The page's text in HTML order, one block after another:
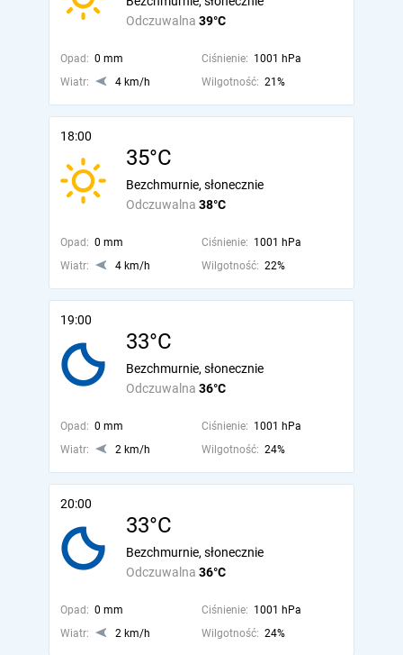
Odczuwalna 39°C
Opad: 0 mm Ciśnienie: 1001 hPa
Wiatr:
4 km/h Wilgotność: 21%
18:00
35°C
Odczuwalna 38°C
Bezchmurnie, słonecznie
Opad: 0 mm Ciśnienie: 1001 hPa
Wiatr:
4 km/h Wilgotność: 22%
19:00
33°C
Odczuwalna 36°C
Bezchmurnie, słonecznie
Opad: 0 mm Ciśnienie: 1001 hPa
Wiatr:
2 km/h Wilgotność: 24%
20:00
33°C
Odczuwalna 36°C
Bezchmurnie, słonecznie
Opad: 0 mm Ciśnienie: 1001 hPa
Wiatr:
2 km/h Wilgotność: 24%